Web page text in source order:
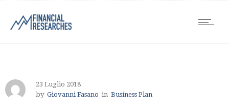
23 Luglio 2018
by Giovanni Fasano in Business Plan